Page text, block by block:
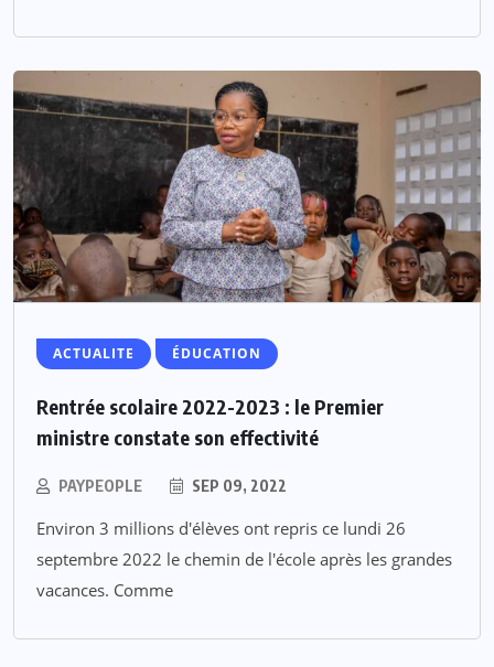
ACTUALITE ÉDUCATION
Rentrée scolaire 2022-2023 : le Premier
ministre constate son effectivité
PAYPEOPLE SEP 09, 2022
Environ 3 millions d'élèves ont repris ce lundi 26
septembre 2022 le chemin de l'école après les grandes
vacances. Comme